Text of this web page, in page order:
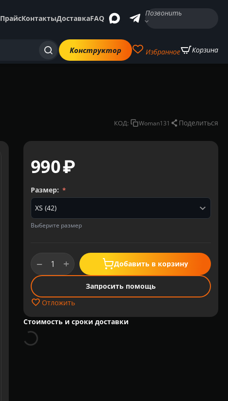
ПрайсКонтактыДоставкаFAQ
Позвонить
Конструктор Избранное Корзина
КОД: Woman131 Поделиться
‍990‍₽
Размер:
Выберите размер
+
− Добавить в корзину
Запросить помощь
Отложить
Стоимость и сроки доставки